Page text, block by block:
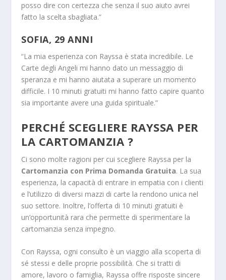
posso dire con certezza che senza il suo aiuto avrei
fatto la scelta sbagliata.”
SOFIA, 29 ANNI
“La mia esperienza con Rayssa è stata incredibile. Le
Carte degli Angeli mi hanno dato un messaggio di
speranza e mi hanno aiutata a superare un momento
difficile. I 10 minuti gratuiti mi hanno fatto capire quanto
sia importante avere una guida spirituale.”
PERCHÉ SCEGLIERE RAYSSA PER
LA CARTOMANZIA ?
Ci sono molte ragioni per cui scegliere Rayssa per la
Cartomanzia con Prima Domanda Gratuita. La sua
esperienza, la capacità di entrare in empatia con i clienti
e l’utilizzo di diversi mazzi di carte la rendono unica nel
suo settore. Inoltre, l’offerta di 10 minuti gratuiti è
un’opportunità rara che permette di sperimentare la
cartomanzia senza impegno.
Con Rayssa, ogni consulto è un viaggio alla scoperta di
sé stessi e delle proprie possibilità. Che si tratti di
amore, lavoro o famiglia, Rayssa offre risposte sincere